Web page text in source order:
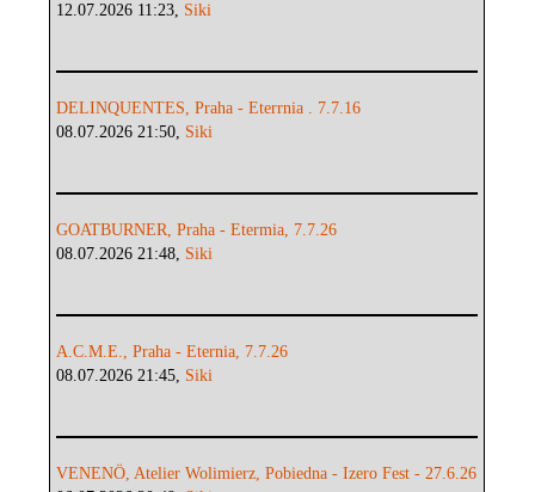
12.07.2026 11:23, Siki
DELINQUENTES, Praha - Eterrnia . 7.7.16
08.07.2026 21:50, Siki
GOATBURNER, Praha - Etermia, 7.7.26
08.07.2026 21:48, Siki
A.C.M.E., Praha - Eternia, 7.7.26
08.07.2026 21:45, Siki
VENENÖ, Atelier Wolimierz, Pobiedna - Izero Fest - 27.6.26